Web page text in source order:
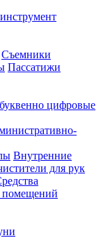
Съемники
Пассатижи
цифровые
Внутренние
для рук
помещений